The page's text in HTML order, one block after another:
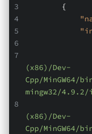
        {
(x86)/Dev-
Cpp/
mingw32/
(x86)/Dev-
Cpp/